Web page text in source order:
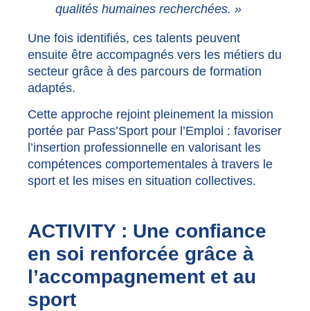
qualités humaines recherchées. »
Une fois identifiés, ces talents peuvent
ensuite être accompagnés vers les métiers du
secteur grâce à des parcours de formation
adaptés.
Cette approche rejoint pleinement la mission
portée par Pass’Sport pour l’Emploi : favoriser
l’insertion professionnelle en valorisant les
compétences comportementales à travers le
sport et les mises en situation collectives.
ACTIVITY : Une confiance
en soi renforcée grâce à
l’accompagnement et au
sport